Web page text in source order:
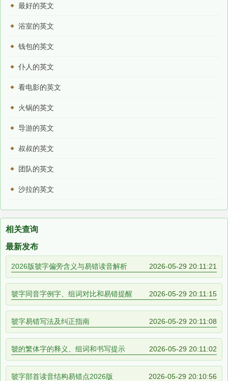
最好的英文
浴室的英文
钱包的英文
仆人的英文
看电影的英文
火锅的英文
导游的英文
叔叔的英文
团队的英文
沙拉的英文
相关查询
最新发布
2026版虢字偏旁含义与易错读音解析 2026-05-29 20:11:21
虢字同音字例字、组词对比和易错提醒 2026-05-29 20:11:15
虢字易错写法及纠正指南 2026-05-29 20:11:08
虢的繁体字的释义、组词和书写提示 2026-05-29 20:11:02
虢字部首读音结构易错点2026版 2026-05-29 20:10:56